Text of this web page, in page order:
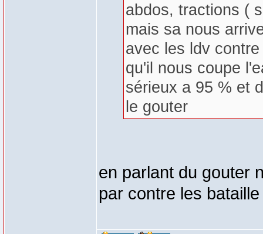
abdos, tractions (
mais sa nous
avec les ldv
qu'il nous coupe
sérieux a 95 % et
le gouter
en parlant du gouter
par contre les